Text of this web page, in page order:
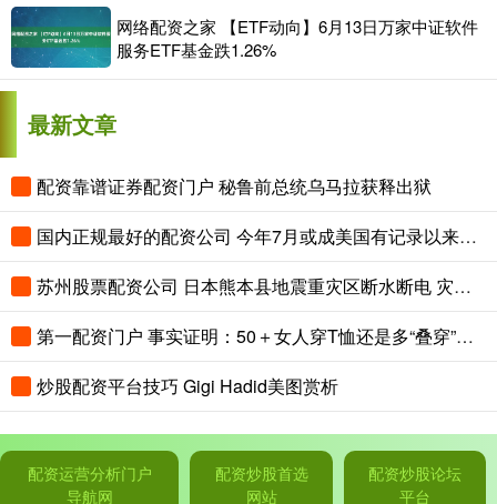
网络配资之家 【ETF动向】6月13日万家中证软件
服务ETF基金跌1.26%
最新文章
配资靠谱证券配资门户 秘鲁前总统乌马拉获释出狱
国内正规最好的配资公司 今年7月或成美国有记录以来最热月份
苏州股票配资公司 日本熊本县地震重灾区断水断电 灾民生活不便
第一配资门户 事实证明：50＋女人穿T恤还是多“叠穿”！洋气减龄，还特显高级
炒股配资平台技巧 Gigi Hadid美图赏析
配资运营分析门户
导航网
配资炒股首选
网站
配资炒股论坛
平台